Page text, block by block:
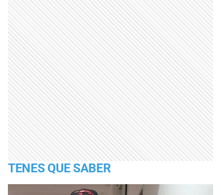
TENES QUE SABER